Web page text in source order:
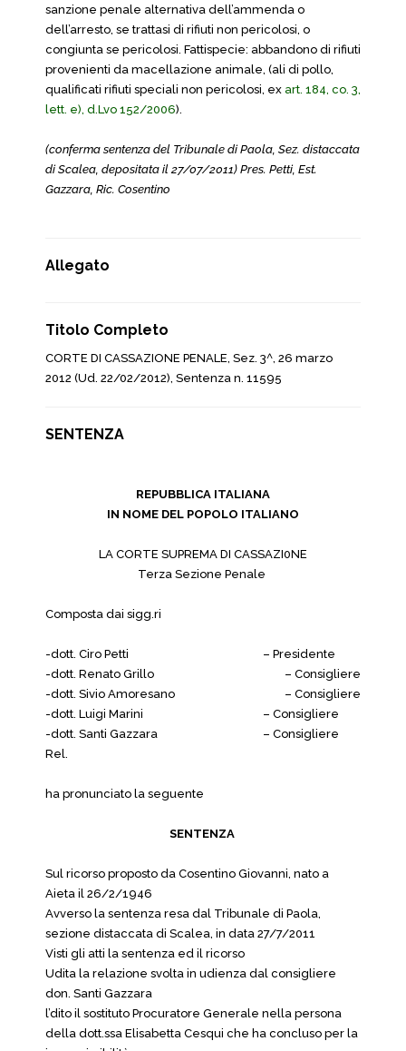
sanzione penale alternativa dell’ammenda o
dell’arresto, se trattasi di rifiuti non pericolosi, o
congiunta se pericolosi. Fattispecie: abbandono di rifiuti
provenienti da macellazione animale, (ali di pollo,
qualificati rifiuti speciali non pericolosi, ex art. 184, co. 3,
lett. e), d.Lvo 152/2006).
(conferma sentenza del Tribunale di Paola, Sez. distaccata
di Scalea, depositata il 27/07/2011) Pres. Petti, Est.
Gazzara, Ric. Cosentino
Allegato
Titolo Completo
CORTE DI CASSAZIONE PENALE, Sez. 3^, 26 marzo
2012 (Ud. 22/02/2012), Sentenza n. 11595
SENTENZA
REPUBBLICA ITALIANA
IN NOME DEL POPOLO ITALIANO
LA CORTE SUPREMA DI CASSAZI0NE
Terza Sezione Penale
Composta dai sigg.ri
-dott. Ciro Petti
– Presidente
-dott. Renato Grillo
– Consigliere
-dott. Sivio Amoresano
– Consigliere
-dott. Luigi Marini
– Consigliere
-dott. Santi Gazzara
– Consigliere
Rel.
ha pronunciato la seguente
SENTENZA
Sul ricorso proposto da Cosentino Giovanni, nato a
Aieta il 26/2/1946
Avverso la sentenza resa dal Tribunale di Paola,
sezione distaccata di Scalea, in data 27/7/2011
Visti gli atti la sentenza ed il ricorso
Udita la relazione svolta in udienza dal consigliere
don. Santi Gazzara
l’dito il sostituto Procuratore Generale nella persona
della dott.ssa Elisabetta Cesqui che ha concluso per la